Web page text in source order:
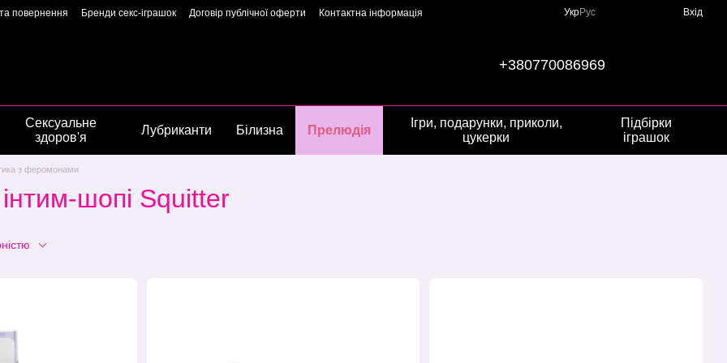
повернення Бренди секс-іграшок Договір публічної оферти
Контактна інформація
УкрРус Вхід
+380770086969
Сексуальне
здоров'я
Лубриканти Білизна Прелюдія
Ігри, подарунки, приколи,
цукерки
Підбірки
іграшок
з феромонами
шопі Squitter